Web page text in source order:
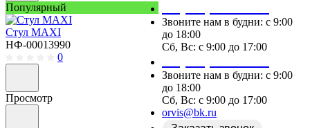
Популярный
Стул MAXI
НФ-00013990
0
Просмотр
Звоните нам в будни: c 9:00
до 18:00
Сб, Вс: c 9:00 до 17:00
Звоните нам в будни: c 9:00
до 18:00
Сб, Вс: c 9:00 до 17:00
orvis@bk.ru